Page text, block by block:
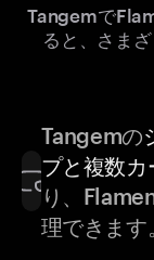
Tangemで
ると、さま
Tangemの
プと複数カ
り、
理できます